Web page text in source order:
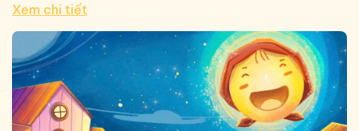
Xem chi tiết